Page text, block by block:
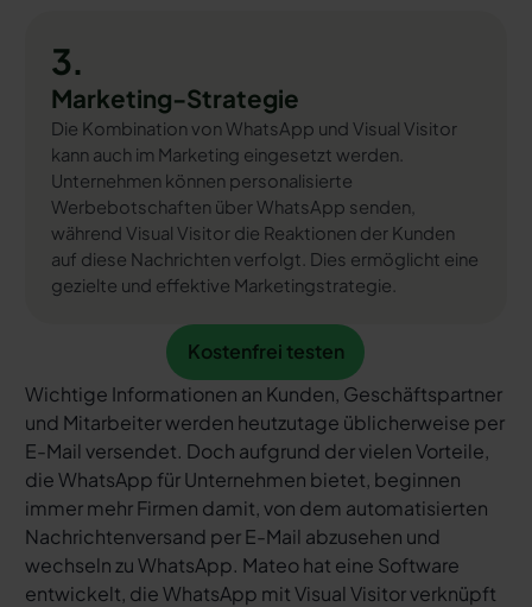
3.
Marketing-Strategie
Die Kombination von WhatsApp und Visual Visitor
kann auch im Marketing eingesetzt werden.
Unternehmen können personalisierte
Werbebotschaften über WhatsApp senden,
während Visual Visitor die Reaktionen der Kunden
auf diese Nachrichten verfolgt. Dies ermöglicht eine
gezielte und effektive Marketingstrategie.
Kostenfrei testen
Kostenfrei testen
Wichtige Informationen an Kunden, Geschäftspartner
und Mitarbeiter werden heutzutage üblicherweise per
E-Mail versendet. Doch aufgrund der vielen Vorteile,
die WhatsApp für Unternehmen bietet, beginnen
immer mehr Firmen damit, von dem automatisierten
Nachrichtenversand per E-Mail abzusehen und
wechseln zu WhatsApp. Mateo hat eine Software
entwickelt, die WhatsApp mit Visual Visitor verknüpft